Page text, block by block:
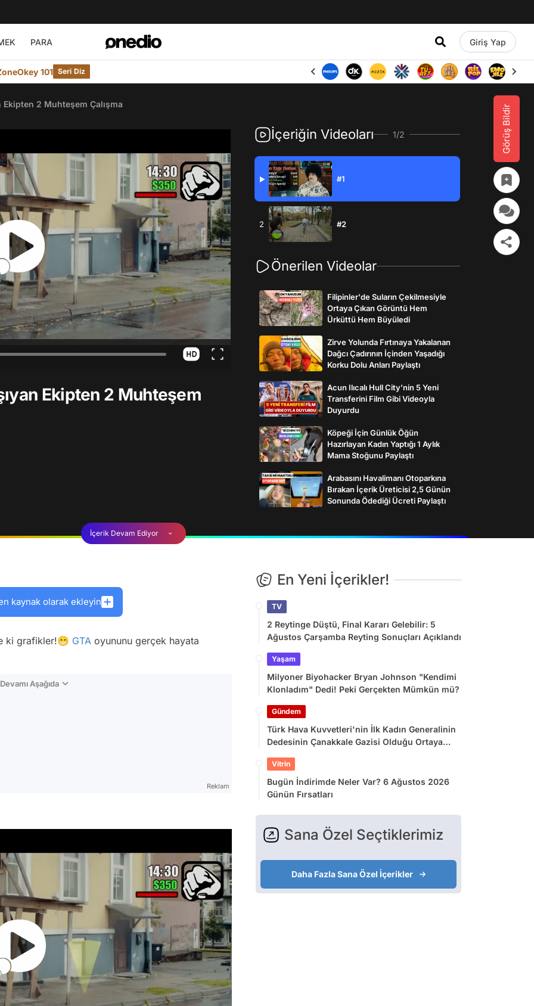
PARA Giriş Yap
101 Seri Diz
Görüş Bildir
Ekipten 2 Muhteşem Çalışma
Ekipten 2 Muhteşem
İçeriğin Videoları 1/2
▶ #1
2 #2
Önerilen Videolar
Filipinler'de Suların Çekilmesiyle
Ortaya Çıkan Görüntü Hem
Ürküttü Hem Büyüledi
Zirve Yolunda Fırtınaya Yakalanan
Dağcı Çadırının İçinden Yaşadığı
Korku Dolu Anları Paylaştı
Acun Ilıcalı Hull City’nin 5 Yeni
Transferini Film Gibi Videoyla
Duyurdu
Köpeği İçin Günlük Öğün
Hazırlayan Kadın Yaptığı 1 Aylık
Mama Stoğunu Paylaştı
Arabasını Havalimanı Otoparkına
Bırakan İçerik Üreticisi 2,5 Günün
Sonunda Ödediği Ücreti Paylaştı
İçerik Devam Ediyor
kaynak olarak ekleyin
ki grafikler!😁 GTA oyununu gerçek hayata
Aşağıda
Reklam
En Yeni İçerikler!
TV
2 Reytinge Düştü, Final Kararı Gelebilir: 5
Ağustos Çarşamba Reyting Sonuçları Açıklandı
Yaşam
Milyoner Biyohacker Bryan Johnson "Kendimi
Klonladım" Dedi! Peki Gerçekten Mümkün mü?
Gündem
Türk Hava Kuvvetleri'nin İlk Kadın Generalinin
Dedesinin Çanakkale Gazisi Olduğu Ortaya
Vitrin
Bugün İndirimde Neler Var? 6 Ağustos 2026
Günün Fırsatları
Sana Özel Seçtiklerimiz
Daha Fazla Sana Özel İçerikler